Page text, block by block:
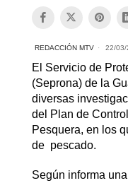
REDACCIÓN MTV 22/03/
El Servicio de
(Seprona) de la
diversas
del Plan de
Pesquera, en los
de pescado.
Según informa